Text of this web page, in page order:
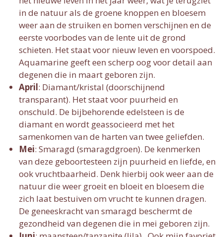
in de natuur als de groene knoppen en bloesem
weer aan de struiken en bomen verschijnen en de
eerste voorbodes van de lente uit de grond
schieten. Het staat voor nieuw leven en voorspoed.
Aquamarine geeft een scherp oog voor detail aan
degenen die in maart geboren zijn.
April: Diamant/kristal (doorschijnend
transparant). Het staat voor puurheid en
onschuld. De bijbehorende edelsteen is de
diamant en wordt geassocieerd met het
samenkomen van de harten van twee geliefden.
Mei: Smaragd (smaragdgroen). De kenmerken
van deze geboortesteen zijn puurheid en liefde, en
ook vruchtbaarheid. Denk hierbij ook weer aan de
natuur die weer groeit en bloeit en bloesem die
zich laat bestuiven om vrucht te kunnen dragen.
De geneeskracht van smaragd beschermt de
gezondheid van degenen die in mei geboren zijn.